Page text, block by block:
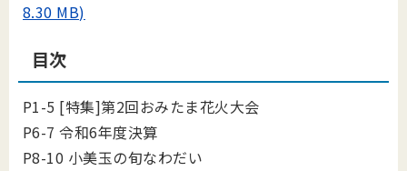
8.30 MB)
目次
P1-5 [特集]第2回おみたま花火大会
P6-7 令和6年度決算
P8-10 小美玉の旬なわだい